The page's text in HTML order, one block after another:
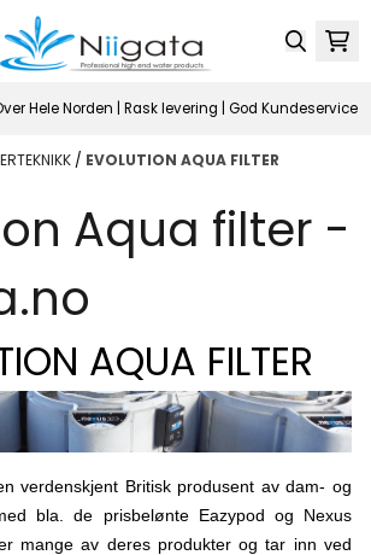
Hele Norden | Rask levering | God Kundeservice
/ EVOLUTION AQUA FILTER
Aqua filter -
AQUA FILTER
verdenskjent Britisk produsent av dam- og
bla. de prisbelønte Eazypod og Nexus
mange av deres produkter og tar inn ved